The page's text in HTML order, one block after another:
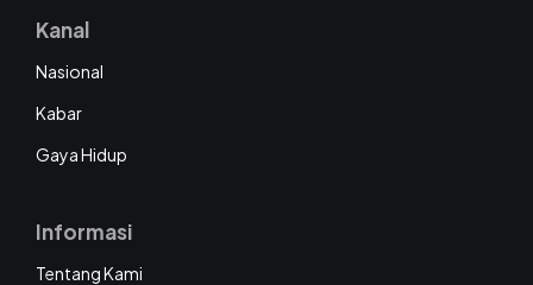
Kanal
Nasional
Kabar
Gaya Hidup
Informasi
Tentang Kami